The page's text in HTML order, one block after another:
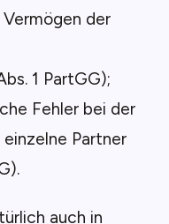
der
1 PartGG);
Fehler bei der
Partner
auch in